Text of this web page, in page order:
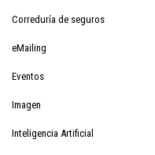
Correduría de seguros
eMailing
Eventos
Imagen
Inteligencia Artificial